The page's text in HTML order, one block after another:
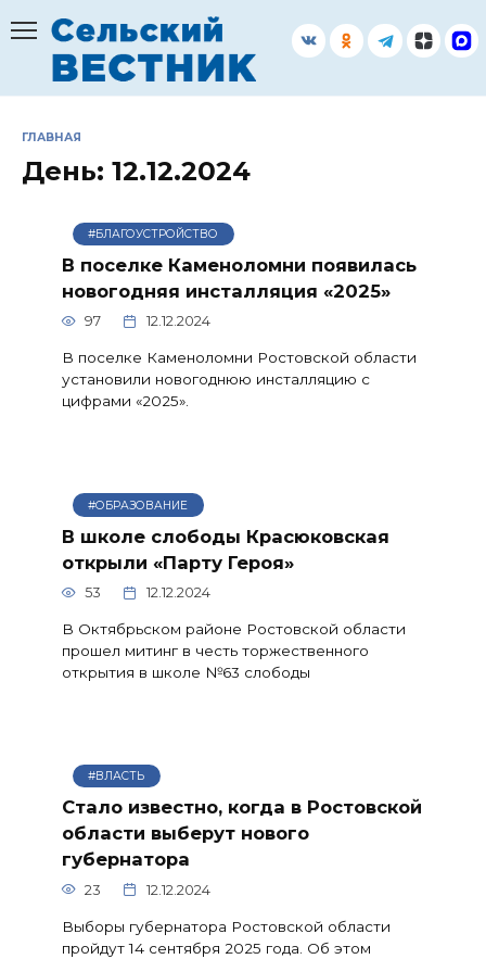
содержанию
ГЛАВНАЯ
День: 12.12.2024
#БЛАГОУСТРОЙСТВО
В поселке Каменоломни появилась
новогодняя инсталляция «2025»
97 12.12.2024
В поселке Каменоломни Ростовской области
установили новогоднюю инсталляцию с
цифрами «2025».
#ОБРАЗОВАНИЕ
В школе слободы Красюковская
открыли «Парту Героя»
53 12.12.2024
В Октябрьском районе Ростовской области
прошел митинг в честь торжественного
открытия в школе №63 слободы
#ВЛАСТЬ
Стало известно, когда в Ростовской
области выберут нового
губернатора
23 12.12.2024
Выборы губернатора Ростовской области
пройдут 14 сентября 2025 года. Об этом